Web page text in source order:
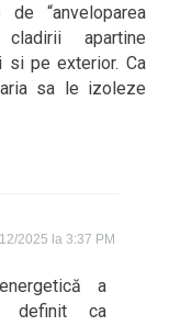
“anveloparea
cladirii apartine
si pe exterior. Ca
sa le izoleze
2025 la 3:37 PM
a
definit ca